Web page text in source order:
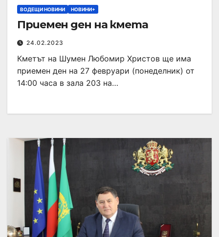
ВОДЕЩИ НОВИНИ НОВИНИ+
Приемен ден на кмета
24.02.2023
Кметът на Шумен Любомир Христов ще има
приемен ден на 27 февруари (понеделник) от
14:00 часа в зала 203 на…